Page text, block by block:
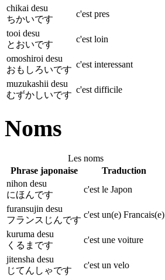
chikai desu
ちかいです
c'est pres
tooi desu
とおいです
c'est loin
omoshiroi desu
おもしろいです
c'est interessant
muzukashii desu
むずかしいです
c'est difficile
Noms
Les noms
Phrase japonaise
Traduction
nihon desu
にほんです
c'est le Japon
furansujin desu
フランスじんです
c'est un(e) Francais(e)
kuruma desu
くるまです
c'est une voiture
jitensha desu
じてんしゃです
c'est un velo